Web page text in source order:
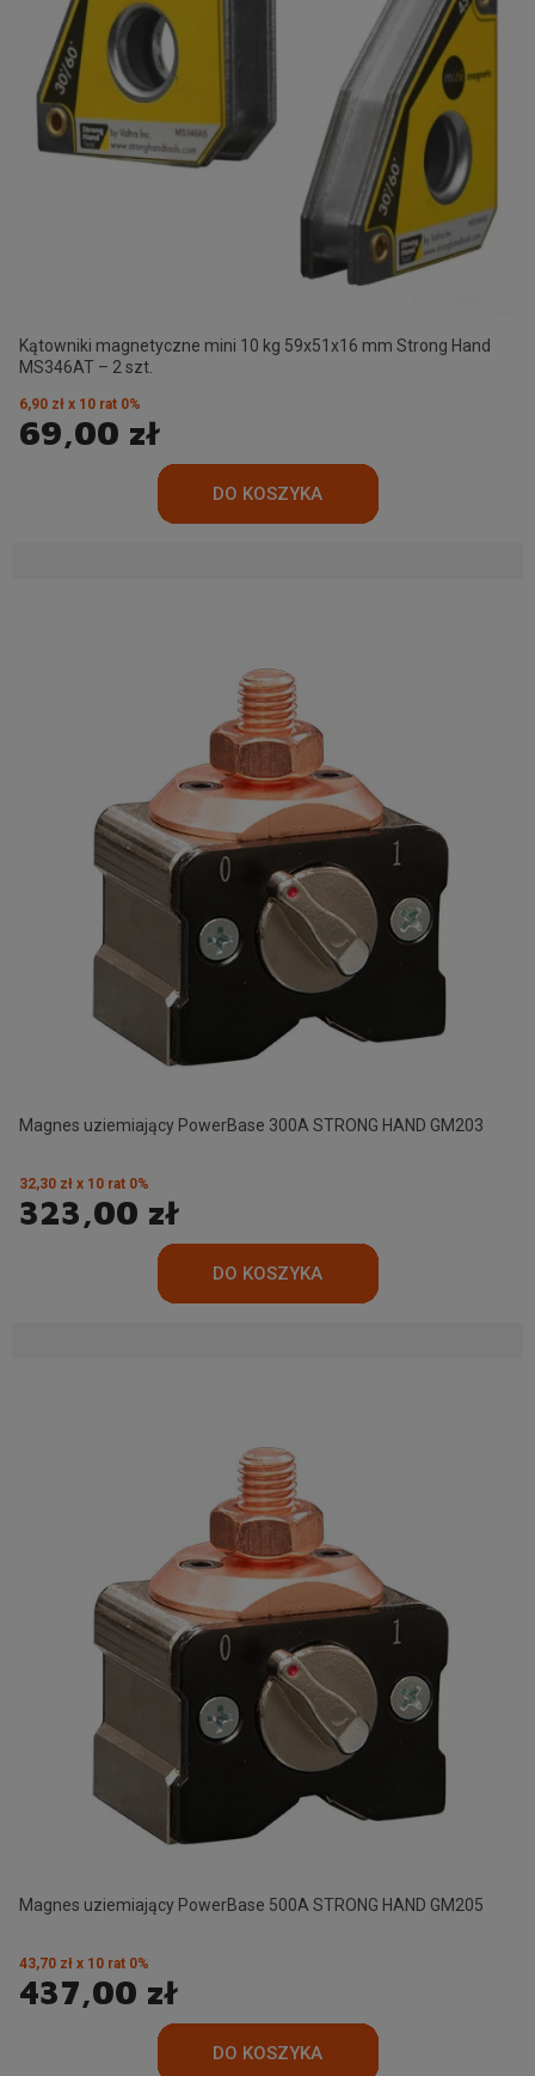
Kątowniki magnetyczne mini 10 kg 59x51x16 mm Strong Hand
MS346AT – 2 szt.
69,00 zł
6,90 zł x 10 rat 0%
Magnes uziemiający PowerBase 300A STRONG HAND GM203
323,00 zł
32,30 zł x 10 rat 0%
Magnes uziemiający PowerBase 500A STRONG HAND GM205
437,00 zł
43,70 zł x 10 rat 0%